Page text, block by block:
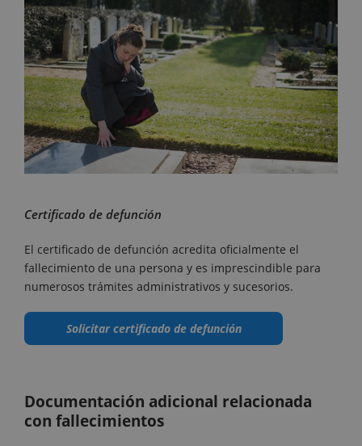
Certificado de defunción
El certificado de defunción acredita oficialmente el
fallecimiento de una persona y es imprescindible para
numerosos trámites administrativos y sucesorios.
Solicitar certificado de defunción
Documentación adicional relacionada
con fallecimientos